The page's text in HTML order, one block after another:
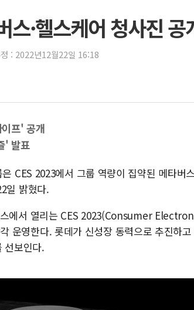
신세계사
외국인
정동영
LF 아
[뉴스핌
[장욱희
[브라질
이마트,
한경협
스·헬스케어 청사진 공
: 2022년12월22일 16:18
프' 공개
' 발표
CES 2023에서 그룹 역량이 집약된 메타버
일 밝혔다.
에서 열리는 CES 2023(Consumer
운영한다. 롯데가 신성장 동력으로 추진하
선보인다.